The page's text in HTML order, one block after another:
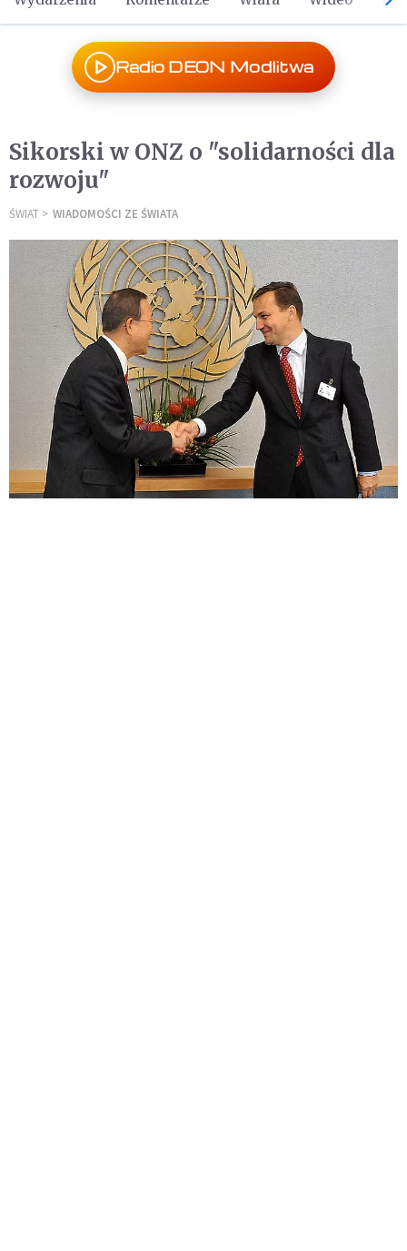
Radio DEON Modlitwa
Sikorski w ONZ o "solidarności dla
rozwoju"
ŚWIAT WIADOMOŚCI ZE ŚWIATA